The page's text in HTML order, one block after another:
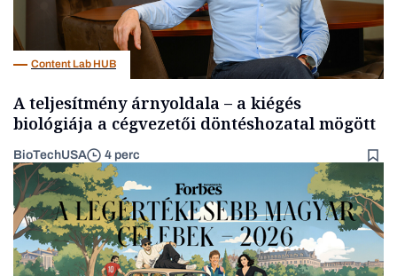
Content Lab HUB
A teljesítmény árnyoldala – a kiégés
biológiája a cégvezetői döntéshozatal mögött
BioTechUSA 4 perc